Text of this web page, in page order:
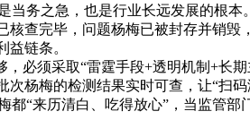
务之急，也是行业长远发展的根本。
查完毕，问题杨梅已被封存并销毁
链条。
必须采取“雷霆手段+透明机制+长期
杨梅的检测结果实时可查，让“扫码
“来历清白、吃得放心”，当监管部